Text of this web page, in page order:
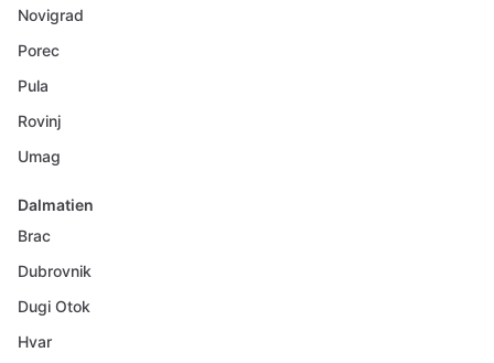
Novigrad
Porec
Pula
Rovinj
Umag
Dalmatien
Brac
Dubrovnik
Dugi Otok
Hvar